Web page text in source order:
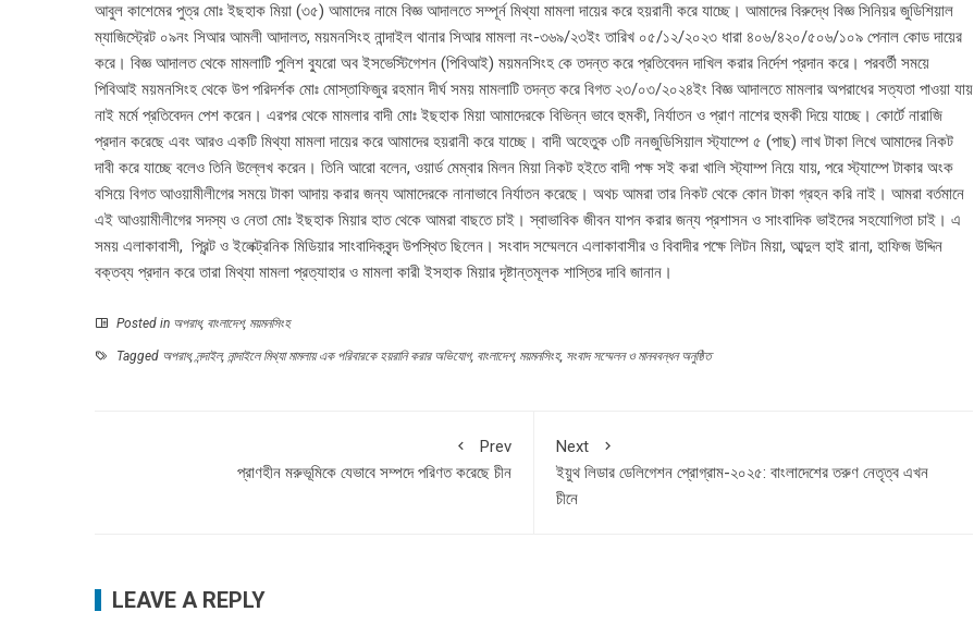
আবুল কাশেমের পুত্র মোঃ ইছহাক মিয়া (৩৫) আমাদের নামে বিজ্ঞ আদালতে সম্পূর্ন মিথ্যা মামলা দায়ের করে হয়রানী করে যাচ্ছে। আমাদের বিরুদ্ধে বিজ্ঞ সিনিয়র জুডিশিয়াল
ম্যাজিস্ট্রেট ০৯নং সিআর আমলী আদালত, ময়মনসিংহ নান্দাইল থানার সিআর মামলা নং-৩৬৯/২৩ইং তারিখ ০৫/১২/২০২৩ ধারা ৪০৬/৪২০/৫০৬/১০৯ পেনাল কোড দায়ের
করে। বিজ্ঞ আদালত থেকে মামলাটি পুলিশ ব্যুরো অব ইসভেস্টিগেশন (পিবিআই) ময়মনসিংহ কে তদন্ত করে প্রতিবেদন দাখিল করার নির্দেশ প্রদান করে। পরবর্তী সময়ে
পিবিআই ময়মনসিংহ থেকে উপ পরিদর্শক মোঃ মোস্তাফিজুর রহমান দীর্ঘ সময় মামলাটি তদন্ত করে বিগত ২৩/০৩/২০২৪ইং বিজ্ঞ আদালতে মামলার অপরাধের সত্যতা পাওয়া যায়
নাই মর্মে প্রতিবেদন পেশ করেন। এরপর থেকে মামলার বাদী মোঃ ইছহাক মিয়া আমাদেরকে বিভিন্ন ভাবে হুমকী, নির্যাতন ও প্রাণ নাশের হুমকী দিয়ে যাচ্ছে। কোর্টে নারাজি
প্রদান করেছে এবং আরও একটি মিথ্যা মামলা দায়ের করে আমাদের হয়রানী করে যাচ্ছে। বাদী অহেতুক ৩টি ননজুডিসিয়াল স্ট্যাম্পে ৫ (পাছ) লাখ টাকা লিখে আমাদের নিকট
দাবী করে যাচ্ছে বলেও তিনি উল্লেখ করেন। তিনি আরো বলেন, ওয়ার্ড মেম্বার মিলন মিয়া নিকট হইতে বাদী পক্ষ সই করা খালি স্ট্যাম্প নিয়ে যায়, পরে স্ট্যাম্পে টাকার অংক
বসিয়ে বিগত আওয়ামীলীগের সময়ে টাকা আদায় করার জন্য আমাদেরকে নানাভাবে নির্যাতন করেছে। অথচ আমরা তার নিকট থেকে কোন টাকা গ্রহন করি নাই। আমরা বর্তমানে
এই আওয়ামীলীগের সদস্য ও নেতা মোঃ ইছহাক মিয়ার হাত থেকে আমরা বাছতে চাই। স্বাভাবিক জীবন যাপন করার জন্য প্রশাসন ও সাংবাদিক ভাইদের সহযোগিতা চাই। এ
সময় এলাকাবাসী, প্রিন্ট ও ইলেক্ট্রনিক মিডিয়ার সাংবাদিকবৃন্দ উপস্থিত ছিলেন। সংবাদ সম্মেলনে এলাকাবাসীর ও বিবাদীর পক্ষে লিটন মিয়া, আব্দুল হাই রানা, হাফিজ উদ্দিন
বক্তব্য প্রদান করে তারা মিথ্যা মামলা প্রত্যাহার ও মামলা কারী ইসহাক মিয়ার দৃষ্টান্তমূলক শাস্তির দাবি জানান।
Posted in অপরাধ, বাংলাদেশ, ময়মনসিংহ
Tagged অপরাধ,নন্দাইল, নান্দাইলে মিথ্যা মামলায় এক পরিবারকে হয়রানি করার অভিযোগ, বাংলাদেশ, ময়মনসিংহ, সংবাদ সম্মেলন ও মানববন্ধন অনুষ্ঠিত
Prev
প্রাণহীন মরুভূমিকে যেভাবে সম্পদে পরিণত করেছে চীন
Next
ইয়ুথ লিডার ডেলিগেশন প্রোগ্রাম-২০২৫: বাংলাদেশের তরুণ নেতৃত্ব এখন
চীনে
LEAVE A REPLY